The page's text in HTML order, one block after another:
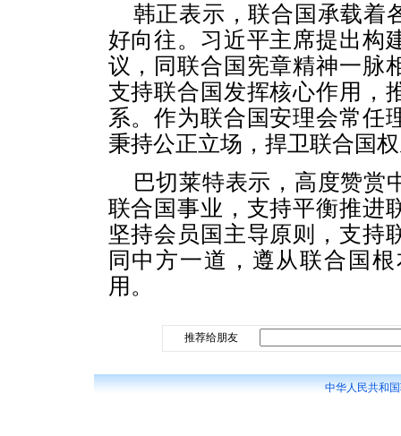
韩正表示，联合国承载着
好向往。习近平主席提出构
议，同联合国宪章精神一脉
支持联合国发挥核心作用，
系。作为联合国安理会常任
秉持公正立场，捍卫联合国
巴切莱特表示，高度赞赏
联合国事业，支持平衡推进
坚持会员国主导原则，支持
同中方一道，遵从联合国
用。
推荐给朋友
中华人民共和